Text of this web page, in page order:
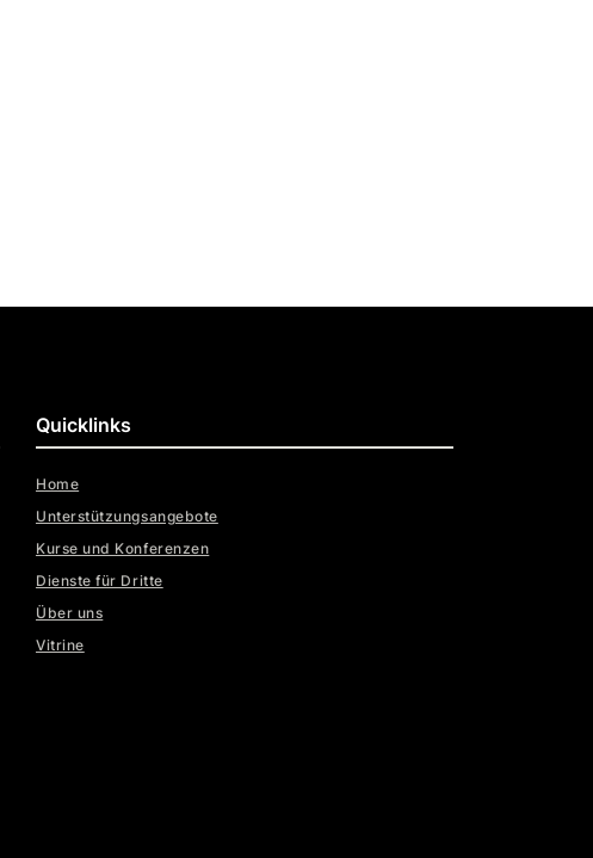
Quicklinks
Home
Unterstützungsangebote
Kurse und Konferenzen
Dienste für Dritte
Über uns
Vitrine